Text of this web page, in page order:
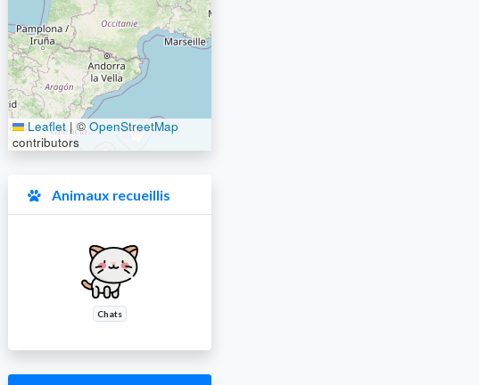
Leaflet |©OpenStreetMap
contributors
Animaux recueillis
Chats